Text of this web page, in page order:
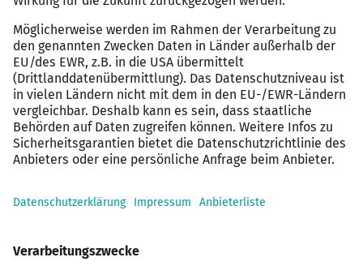
Einkauf
, um eine wirtschaftliche
Angebotsstruktur und effiziente Projektplanung
zu gewährleisten
Das solltest du mitbringen:
Abgeschlossene technische Ausbildung im
BereichElektrotechnik, Mechatronik oder
Projektplanung